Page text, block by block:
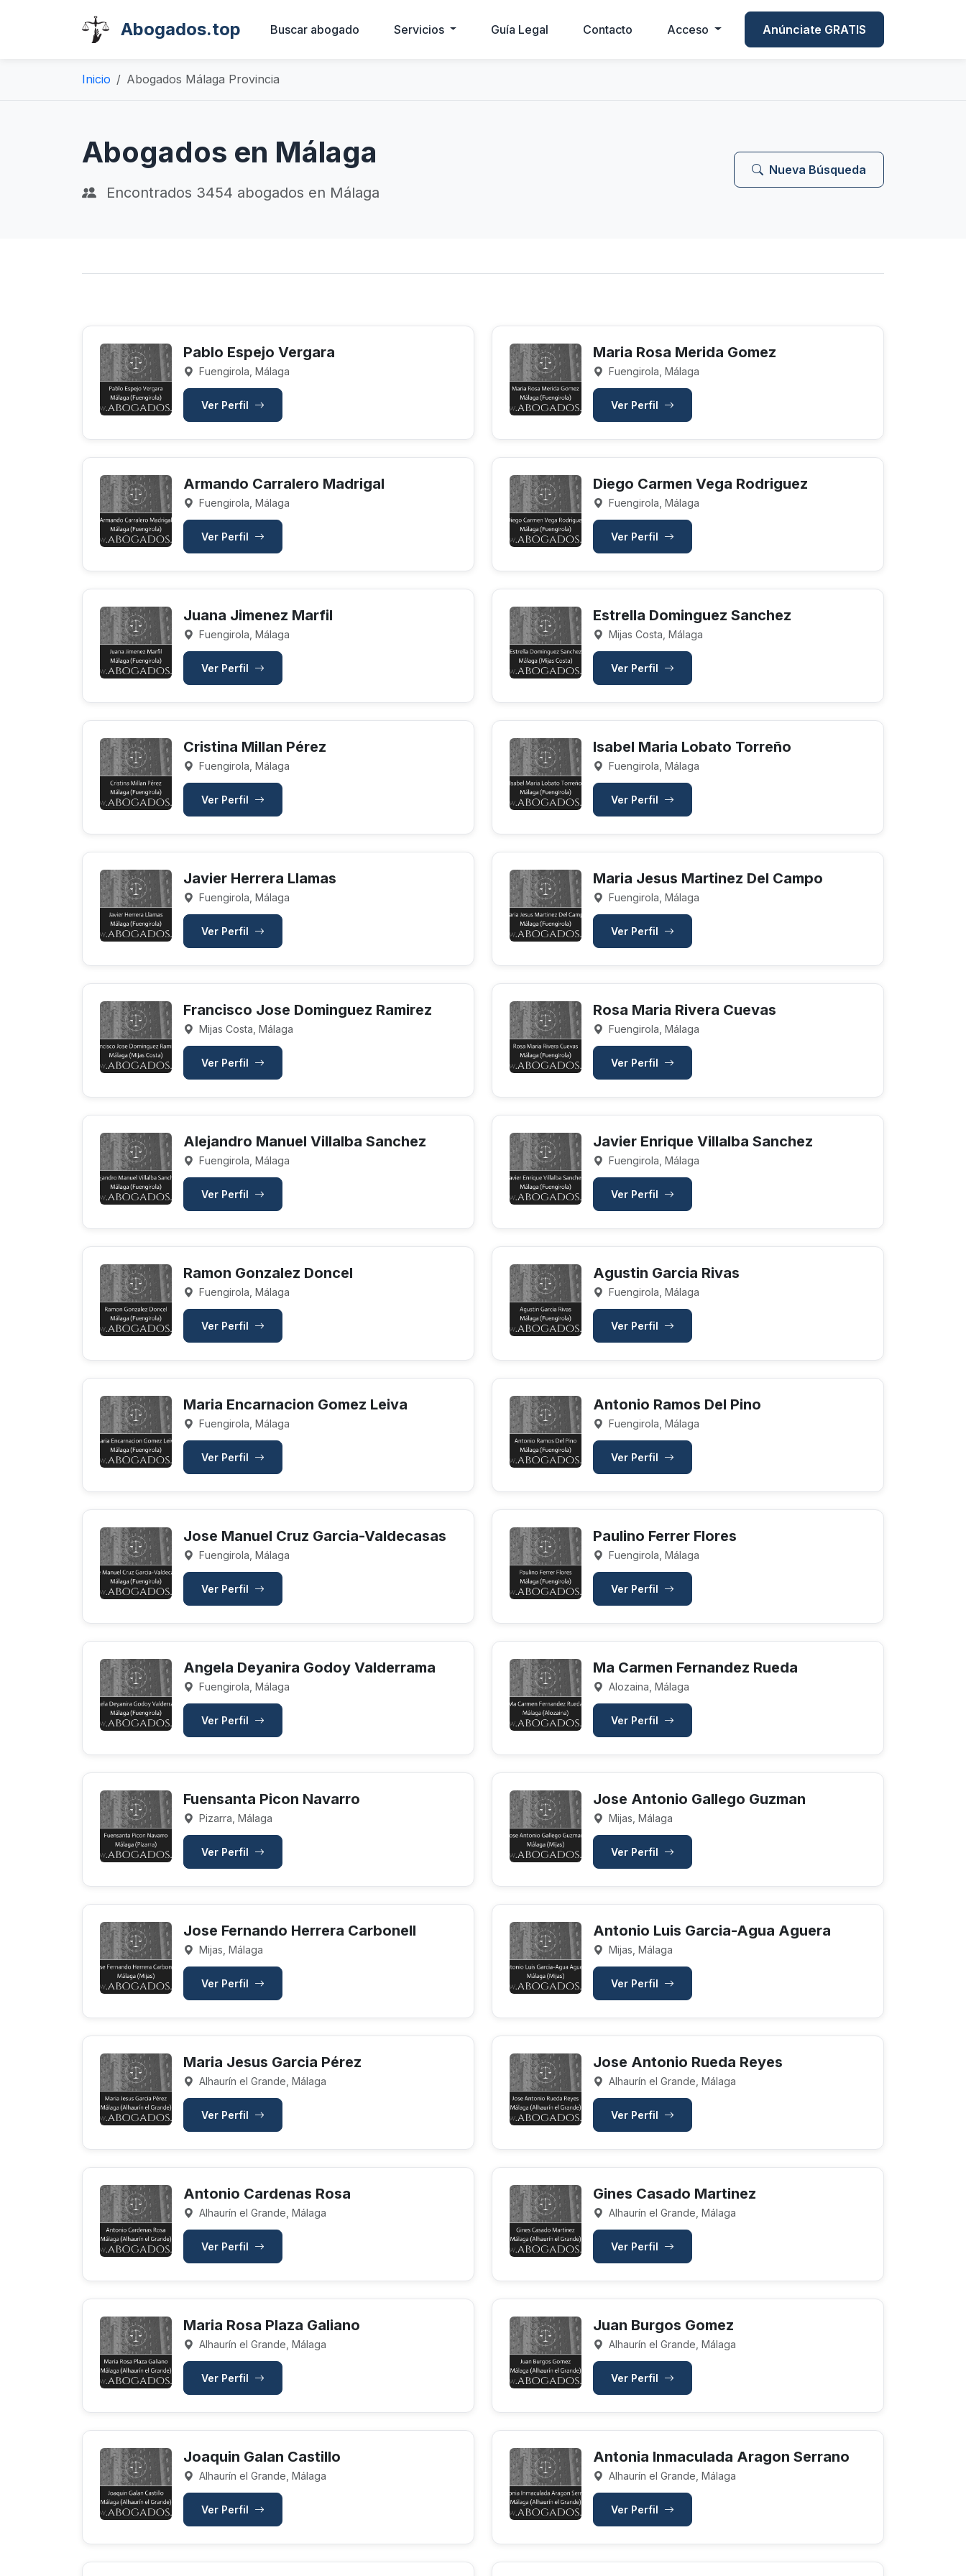
Abogados.top Buscar abogado Servicios Guía Legal Contacto Acceso Anúnciate GRATIS
Inicio Abogados Málaga Provincia
Abogados en Málaga
Encontrados 3454 abogados en Málaga
Nueva Búsqueda
Pablo Espejo Vergara
Fuengirola, Málaga
Ver Perfil
Maria Rosa Merida Gomez
Fuengirola, Málaga
Ver Perfil
Armando Carralero Madrigal
Fuengirola, Málaga
Ver Perfil
Diego Carmen Vega Rodriguez
Fuengirola, Málaga
Ver Perfil
Juana Jimenez Marfil
Fuengirola, Málaga
Ver Perfil
Estrella Dominguez Sanchez
Mijas Costa, Málaga
Ver Perfil
Cristina Millan Pérez
Fuengirola, Málaga
Ver Perfil
Isabel Maria Lobato Torreño
Fuengirola, Málaga
Ver Perfil
Javier Herrera Llamas
Fuengirola, Málaga
Ver Perfil
Maria Jesus Martinez Del Campo
Fuengirola, Málaga
Ver Perfil
Francisco Jose Dominguez Ramirez
Mijas Costa, Málaga
Ver Perfil
Rosa Maria Rivera Cuevas
Fuengirola, Málaga
Ver Perfil
Alejandro Manuel Villalba Sanchez
Fuengirola, Málaga
Ver Perfil
Javier Enrique Villalba Sanchez
Fuengirola, Málaga
Ver Perfil
Ramon Gonzalez Doncel
Fuengirola, Málaga
Ver Perfil
Agustin Garcia Rivas
Fuengirola, Málaga
Ver Perfil
Maria Encarnacion Gomez Leiva
Fuengirola, Málaga
Ver Perfil
Antonio Ramos Del Pino
Fuengirola, Málaga
Ver Perfil
Jose Manuel Cruz Garcia-Valdecasas
Fuengirola, Málaga
Ver Perfil
Paulino Ferrer Flores
Fuengirola, Málaga
Ver Perfil
Angela Deyanira Godoy Valderrama
Fuengirola, Málaga
Ver Perfil
Ma Carmen Fernandez Rueda
Alozaina, Málaga
Ver Perfil
Fuensanta Picon Navarro
Pizarra, Málaga
Ver Perfil
Jose Antonio Gallego Guzman
Mijas, Málaga
Ver Perfil
Jose Fernando Herrera Carbonell
Mijas, Málaga
Ver Perfil
Antonio Luis Garcia-Agua Aguera
Mijas, Málaga
Ver Perfil
Maria Jesus Garcia Pérez
Alhaurín el Grande, Málaga
Ver Perfil
Jose Antonio Rueda Reyes
Alhaurín el Grande, Málaga
Ver Perfil
Antonio Cardenas Rosa
Alhaurín el Grande, Málaga
Ver Perfil
Gines Casado Martinez
Alhaurín el Grande, Málaga
Ver Perfil
Maria Rosa Plaza Galiano
Alhaurín el Grande, Málaga
Ver Perfil
Juan Burgos Gomez
Alhaurín el Grande, Málaga
Ver Perfil
Joaquin Galan Castillo
Alhaurín el Grande, Málaga
Ver Perfil
Antonia Inmaculada Aragon Serrano
Alhaurín el Grande, Málaga
Ver Perfil